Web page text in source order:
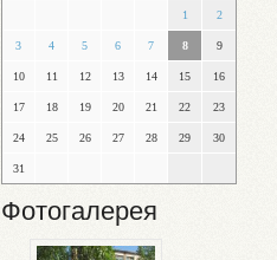
1 2
3 4 5 6 7 8 9
10 11 12 13 14 15 16
17 18 19 20 21 22 23
24 25 26 27 28 29 30
31
Фотогалерея